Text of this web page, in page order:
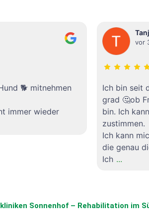
🐕 mitnehmen
immer wieder
vor
Ich bin seit
grad 🤔ob
bin. Ich
zustimmen.
Ich kann
die genau
Ich ...
Sonnenhof – Rehabilitation im